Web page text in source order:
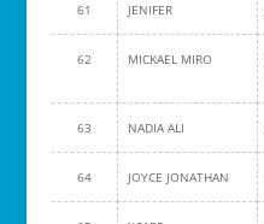
61 JENIFER
62 MICKAEL MIRO
63 NADIA ALI
64 JOYCE JONATHAN